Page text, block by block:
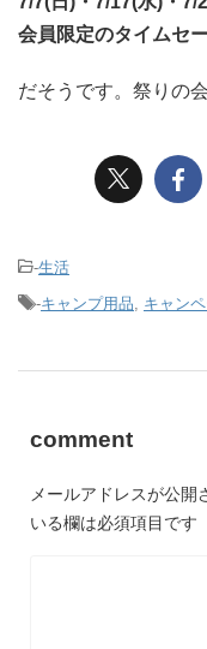
会員限定のタイムセ
だそうです。祭りの
-生活
-キャンプ用品, キャン
comment
メールアドレスが公開
いる欄は必須項目です